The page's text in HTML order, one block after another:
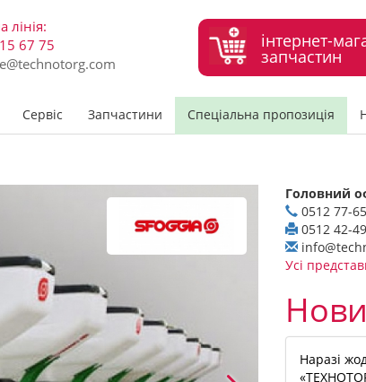
лінія:
67 75
інтернет-
запчастин
Сервіс Запчастини Спеціальна пропозиція
Головний
0512 77-
0512 42-
Усі
Наразі